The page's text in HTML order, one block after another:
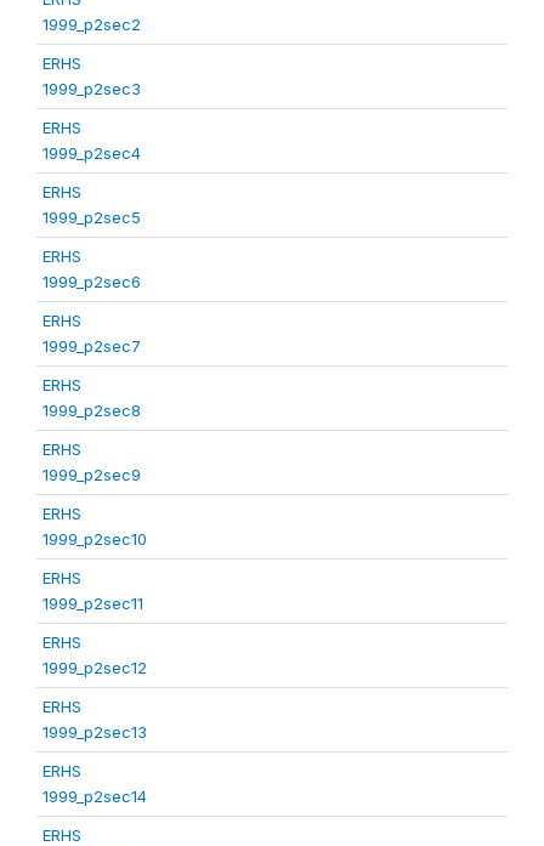
1999_p2sec2
ERHS
1999_p2sec3
ERHS
1999_p2sec4
ERHS
1999_p2sec5
ERHS
1999_p2sec6
ERHS
1999_p2sec7
ERHS
1999_p2sec8
ERHS
1999_p2sec9
ERHS
1999_p2sec10
ERHS
1999_p2sec11
ERHS
1999_p2sec12
ERHS
1999_p2sec13
ERHS
1999_p2sec14
ERHS